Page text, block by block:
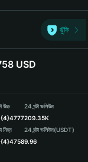
ঝুঁকি
USD
উচ্চ
নিম্ন
24 ঘন্টা ভলিউম
209.35K
24 ঘন্টা ভলিউম(USDT)
9.96